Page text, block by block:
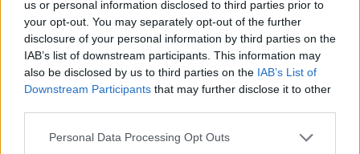
us or personal information disclosed to third parties prior to
your opt-out. You may separately opt-out of the further
disclosure of your personal information by third parties on the
IAB’s list of downstream participants. This information may
also be disclosed by us to third parties on the IAB’s List of
Downstream Participants that may further disclose it to other
Please note that this website/app uses one or more Google
Personal Data Processing Opt Outs